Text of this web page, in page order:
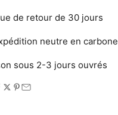
de retour de 30 jours
neutre en carbone
sous 2-3 jours ouvrés